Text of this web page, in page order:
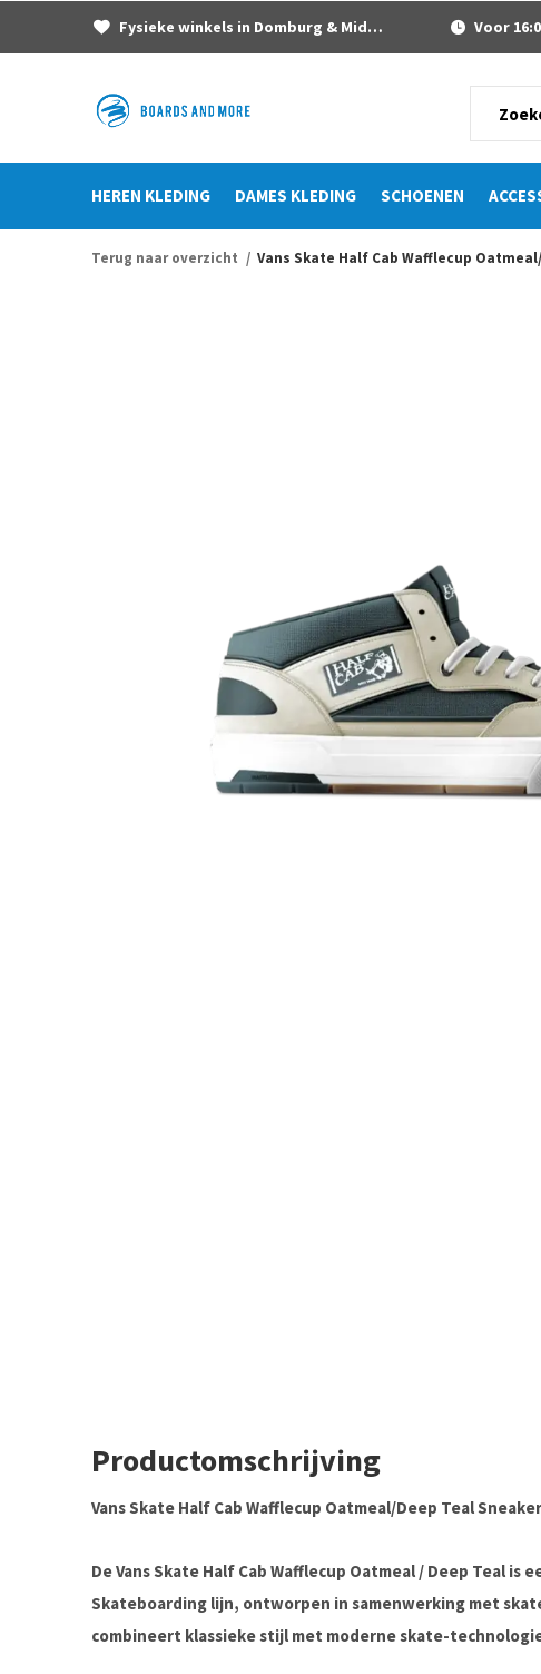
HEREN KLEDING DAMES KLEDING SCHOENEN
Fysieke winkels in Domburg & Middelburg Voor
Terug naar overzicht Vans Skate Half Cab Wafflecup
Productomschrijving
Vans Skate Half Cab Wafflecup Oatmeal/Deep Teal
DeVans Skate Half Cab Wafflecup Oatmeal / Deep Teal is
Skateboarding lijn, ontworpen in samenwerking met
combineert klassieke stijl met moderne skate-